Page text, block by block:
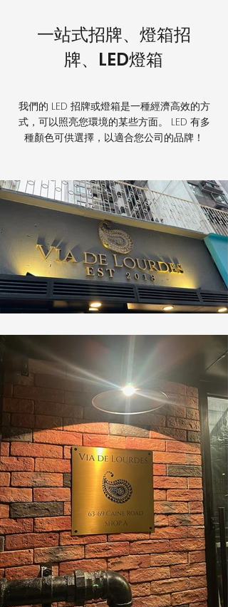
一站式招牌、燈箱招
牌、LED燈箱
我們的 LED 招牌或燈箱是一種經濟高效的方
式，可以照亮您環境的某些方面。 LED 有多
種顏色可供選擇，以適合您公司的品牌！